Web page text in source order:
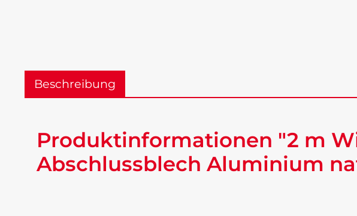
Beschreibung
Produktinformationen "2 m
Abschlussblech Aluminium